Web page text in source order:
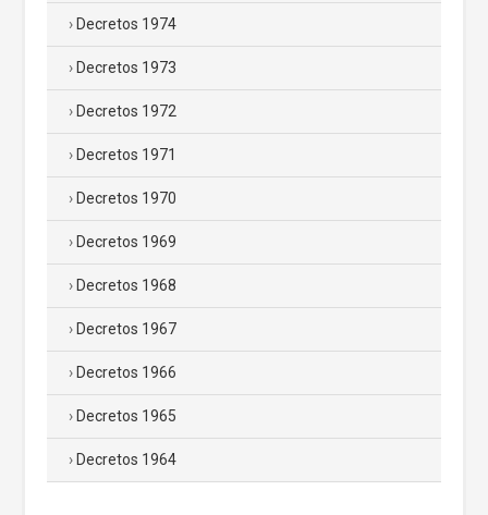
Decretos 1974
Decretos 1973
Decretos 1972
Decretos 1971
Decretos 1970
Decretos 1969
Decretos 1968
Decretos 1967
Decretos 1966
Decretos 1965
Decretos 1964